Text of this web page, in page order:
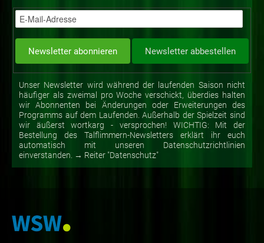
Unser Newsletter wird während der laufenden Saison nicht
häufiger als zweimal pro Woche verschickt, überdies halten
wir Abonnenten bei Änderungen oder Erweiterungen des
Programms auf dem Laufenden. Außerhalb der Spielzeit sind
wir äußerst wortkarg - versprochen! WICHTIG: Mit der
Bestellung des Talflimmern-Newsletters erklärt ihr euch
automatisch mit unseren Datenschutzrichtlinien
einverstanden. → Reiter "Datenschutz"